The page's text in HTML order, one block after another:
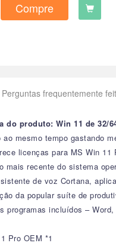
Compre
Perguntas frequentemente
do produto: Win 11 de 32/
mesmo tempo gastando
licenças para MS Win
mais recente do sistema
de voz Cortana,
da popular suíte de
programas incluídos –
Pro OEM *1